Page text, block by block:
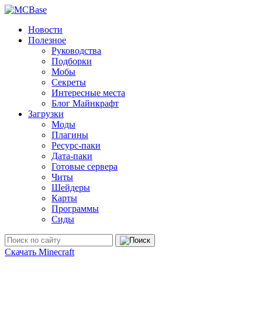
Новости
Полезное
Руководства
Подборки
Мобы
Секреты
Интересные места
Блог Майнкрафт
Загрузки
Моды
Плагины
Ресурс-паки
Дата-паки
Готовые сервера
Читы
Шейдеры
Карты
Программы
Сиды
Скачать Minecraft